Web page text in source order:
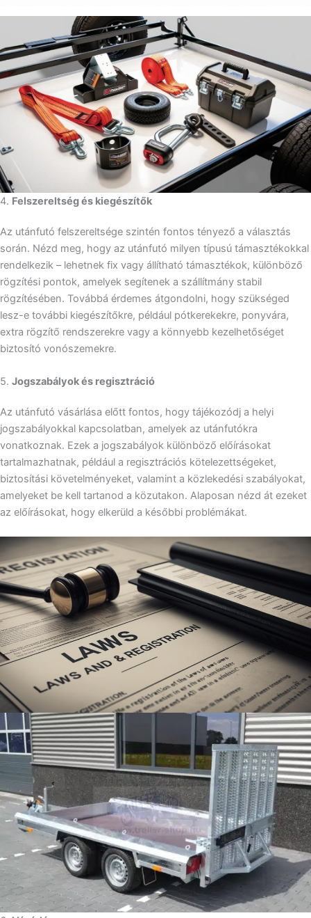
4. Felszereltség és kiegészítők
Az utánfutó felszereltsége szintén fontos tényező a választás
során. Nézd meg, hogy az utánfutó milyen típusú támasztékokkal
rendelkezik – lehetnek fix vagy állítható támasztékok, különböző
rögzítési pontok, amelyek segítenek a szállítmány stabil
rögzítésében. Továbbá érdemes átgondolni, hogy szükséged
lesz-e további kiegészítőkre, például pótkerekekre, ponyvára,
extra rögzítő rendszerekre vagy a könnyebb kezelhetőséget
biztosító vonószemekre.
5. Jogszabályok és regisztráció
Az utánfutó vásárlása előtt fontos, hogy tájékozódj a helyi
jogszabályokkal kapcsolatban, amelyek az utánfutókra
vonatkoznak. Ezek a jogszabályok különböző előírásokat
tartalmazhatnak, például a regisztrációs kötelezettségeket,
biztosítási követelményeket, valamint a közlekedési szabályokat,
amelyeket be kell tartanod a közutakon. Alaposan nézd át ezeket
az előírásokat, hogy elkerüld a későbbi problémákat.